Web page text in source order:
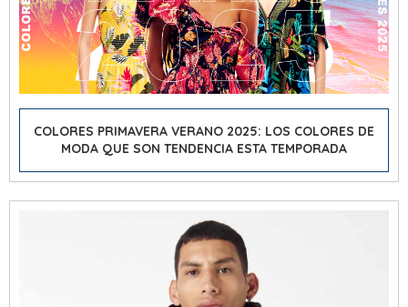
COLORES PRIMAVERA VERANO 2025: LOS COLORES DE
MODA QUE SON TENDENCIA ESTA TEMPORADA